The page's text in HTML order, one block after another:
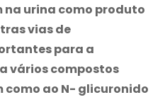
na urina como produto
vias de
para a
vários compostos
ao N- glicuronido